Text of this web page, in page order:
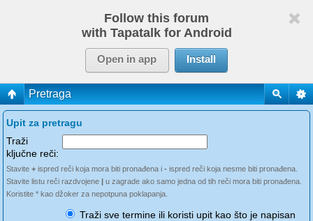
Follow this forum
with Tapatalk for Android
Open in app Install
Pretraga
Upit za pretragu
Traži
ključne reči:
Stavite + ispred reči koja mora biti pronađena i - ispred reči koja nesme biti pronađena.
Stavite listu reči razdvojene | u zagrade ako samo jedna od tih reči mora biti pronađena.
Koristite * kao džoker za nepotpuna poklapanja.
Traži sve termine ili koristi upit kao što je napisan